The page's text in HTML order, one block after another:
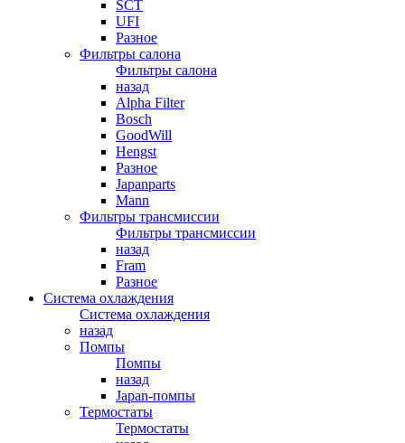
SCT
UFI
Разное
Фильтры салона
Фильтры салона
назад
Alpha Filter
Bosch
GoodWill
Hengst
Разное
Japanparts
Mann
Фильтры трансмиссии
Фильтры трансмиссии
назад
Fram
Разное
Система охлаждения
Система охлаждения
назад
Помпы
Помпы
назад
Japan-помпы
Термостаты
Термостаты